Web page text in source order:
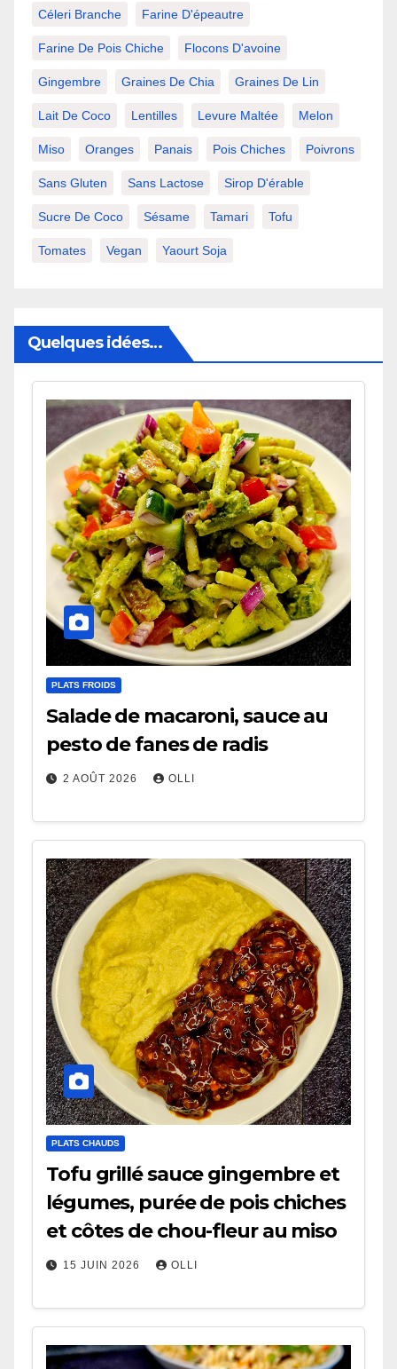
Céleri Branche Farine D'épeautre
Farine De Pois Chiche Flocons D'avoine
Gingembre Graines De Chia Graines De Lin
Lait De Coco Lentilles Levure Maltée Melon
Miso Oranges Panais Pois Chiches Poivrons
Sans Gluten Sans Lactose Sirop D'érable
Sucre De Coco Sésame Tamari Tofu
Tomates Vegan Yaourt Soja
Quelques idées…
PLATS FROIDS
Salade de macaroni, sauce au
pesto de fanes de radis
2 AOÛT 2026 OLLI
PLATS CHAUDS
Tofu grillé sauce gingembre et
légumes, purée de pois chiches
et côtes de chou-fleur au miso
15 JUIN 2026 OLLI